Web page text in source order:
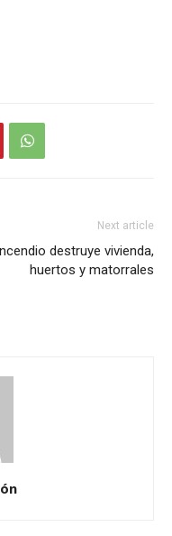
Next article
destruye vivienda,
huertos y matorrales